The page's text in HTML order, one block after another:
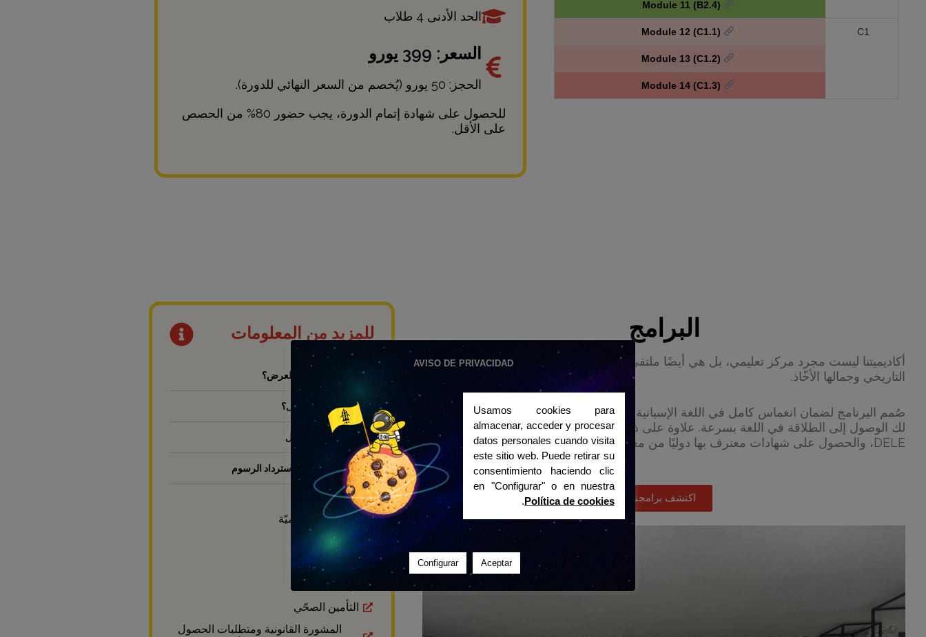
C1
الحد الأدنى 4 طلاب
السعر: 399 يورو
الحجز: 50 يورو (يُخصم من السعر النهائي للدورة).
للحصول على شهادة إتمام الدورة، يجب حضور 80% من الحصص
على الأقل.
البرامج
أكاديميتنا ليست مجرد مركز تعليمي، بل هي أيضًا ملتقى للثقافة الإسبانية في مدينة تشتهر بتراثها
التاريخي وجمالها الأخّاذ.
صُمم البرنامج لضمان انغماس كامل في اللغة الإسبانية، بواقع 20 ساعة دراسية أسبوعيًا، مما يتيح
لك الوصول إلى الطلاقة في اللغة بسرعة. علاوة على ذلك، ستتاح لك فرصة اجتياز امتحانات
DELE، والحصول على شهادات معترف بها دوليًا من معهد سرفانتس.
اكتشف برامجنا
للمزيد من المعلومات
ما الّذي يتضمنه العرض؟
ما هو غير مشمول؟
إجراءات التسجيل
سياسة الإلغاء واسترداد الرسوم
الرزنامة الأكاديميّة
اختبار مستوى
اختبار مستوى
الإقامة
التأمين الصحّي
المشورة القانونية ومتطلبات الحصول
AVISO DE PRIVACIDAD
Usamos cookies para
almacenar, acceder y procesar
datos personales cuando visita
este sitio web. Puede retirar su
consentimiento haciendo clic
en "Configurar" o en nuestra
Política de cookies
.
Aceptar
Configurar